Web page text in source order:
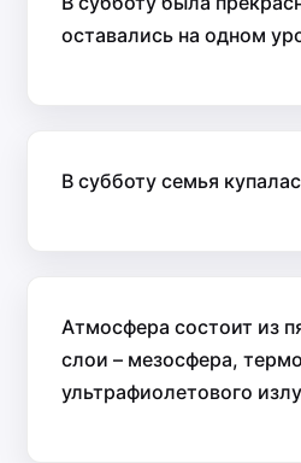
оставались на одном
В субботу семья
Атмосфера состоит из
слои – мезосфера,
ультрафиолетового